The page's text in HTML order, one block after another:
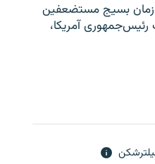
بسیج مستضعفین
رئیس‌جمهوری آمریکا،